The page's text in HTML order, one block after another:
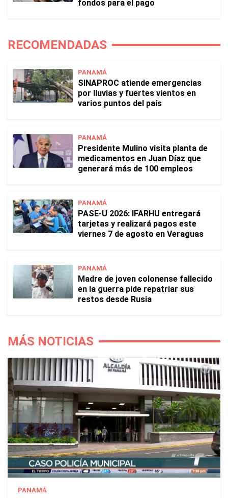
fondos para el pago
RECOMENDADAS
PANAMÁ
SINAPROC atiende emergencias
por lluvias y fuertes vientos en
varios puntos del país
PANAMÁ
Presidente Mulino visita planta de
medicamentos en Juan Díaz que
generará más de 100 empleos
PANAMÁ
PASE-U 2026: IFARHU entregará
tarjetas y realizará pagos este
viernes 7 de agosto en Veraguas
PANAMÁ
Madre de joven colonense fallecido
en la guerra pide repatriar sus
restos desde Rusia
MÁS NOTICIAS
PANAMÁ